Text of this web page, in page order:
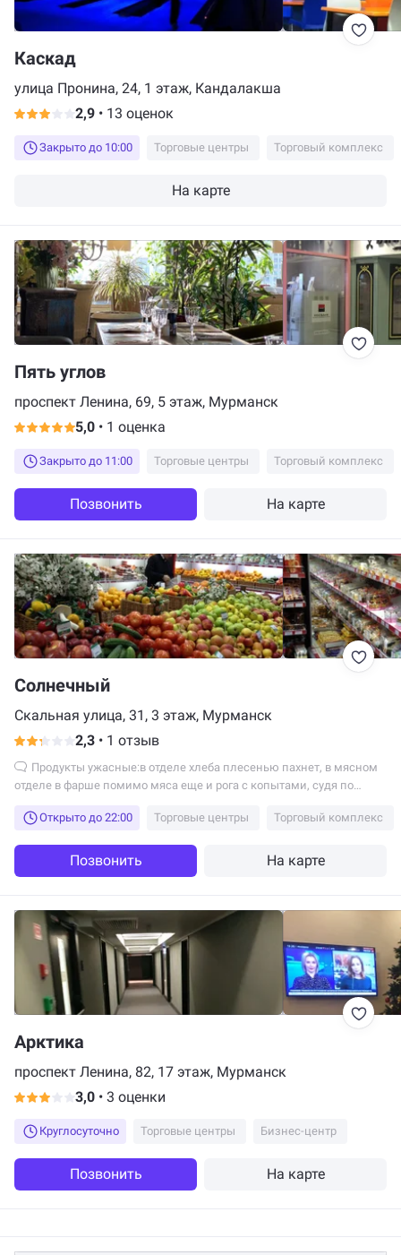
Каскад
улица Пронина, 24, 1 этаж, Кандалакша
2,9 • 13 оценок
Закрыто до 10:00 Торговые центры Торговый комплекс
На карте
Пять углов
проспект Ленина, 69, 5 этаж, Мурманск
5,0 • 1 оценка
Закрыто до 11:00 Торговые центры Торговый комплекс
Позвонить На карте
Солнечный
Скальная улица, 31, 3 этаж, Мурманск
2,3 • 1 отзыв
отделе в фарше помимо мяса еще и рога с копытами, судя по
Открыто до 22:00
Торговые центры Торговый комплекс
Позвонить На карте
Арктика
проспект Ленина, 82, 17 этаж, Мурманск
3,0 • 3 оценки
Круглосуточно Торговые центры Бизнес-центр
Позвонить На карте